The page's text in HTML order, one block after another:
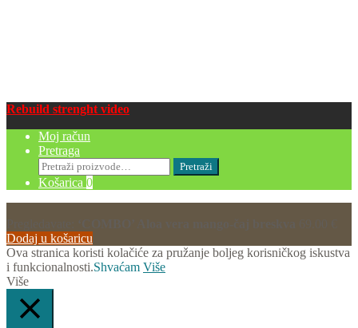
Rebuild strenght video
Moj račun
Pretraga
Pretraži:
Pretraži
Košarica 0
Dodaj u košaricu
Ova stranica koristi kolačiće za pružanje boljeg korisničkog iskustva
i funkcionalnosti.Shvaćam Više
Više